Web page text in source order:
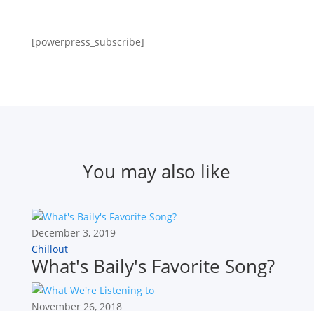
[powerpress_subscribe]
You may also like
December 3, 2019
Chillout
What's Baily's Favorite Song?
November 26, 2018